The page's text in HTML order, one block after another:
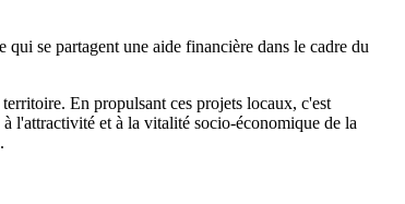
se partagent une aide financière dans le cadre du
En propulsant ces projets locaux, c'est
l'attractivité et à la vitalité socio-économique de la